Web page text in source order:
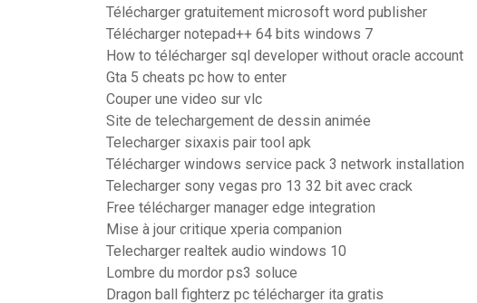
Télécharger gratuitement microsoft word publisher
Télécharger notepad++ 64 bits windows 7
How to télécharger sql developer without oracle account
Gta 5 cheats pc how to enter
Couper une video sur vlc
Site de telechargement de dessin animée
Telecharger sixaxis pair tool apk
Télécharger windows service pack 3 network installation
Telecharger sony vegas pro 13 32 bit avec crack
Free télécharger manager edge integration
Mise à jour critique xperia companion
Telecharger realtek audio windows 10
Lombre du mordor ps3 soluce
Dragon ball fighterz pc télécharger ita gratis